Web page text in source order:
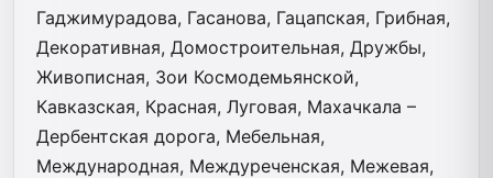
Гаджимурадова, Гасанова, Гацапская, Грибная,
Декоративная, Домостроительная, Дружбы,
Живописная, Зои Космодемьянской,
Кавказская, Красная, Луговая, Махачкала –
Дербентская дорога, Мебельная,
Международная, Междуреченская, Межевая,